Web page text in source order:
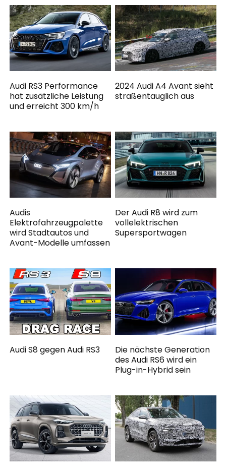
Audi RS3 Performance
hat zusätzliche Leistung
und erreicht 300 km/h
2024 Audi A4 Avant sieht
straßentauglich aus
Audis
Elektrofahrzeugpalette
wird Stadtautos und
Avant-Modelle umfassen
Der Audi R8 wird zum
vollelektrischen
Supersportwagen
Audi S8 gegen Audi RS3
Die nächste Generation
des Audi RS6 wird ein
Plug-in-Hybrid sein